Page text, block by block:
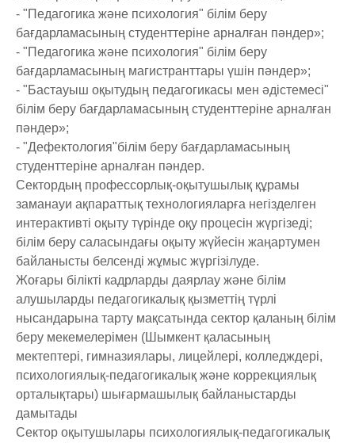
- "Педагогика және психология" білім беру
бағдарламасының студенттеріне арналған пәндер»;
- "Педагогика және психология" білім беру
бағдарламасының магистранттары үшін пәндер»;
- "Бастауыш оқытудың педагогикасы мен әдістемесі"
білім беру бағдарламасының студенттеріне арналған
пәндер»;
- "Дефектология"білім беру бағдарламасының
студенттеріне арналған пәндер.
Сектордың профессорлық-оқытушылық құрамы
заманауи ақпараттық технологияларға негізделген
интерактивті оқыту түрінде оқу процесін жүргізеді;
білім беру саласындағы оқыту жүйесін жаңартумен
байланысты белсенді жұмыс жүргізілуде.
Жоғары білікті кадрларды даярлау және білім
алушыларды педагогикалық қызметтің түрлі
нысандарына тарту мақсатында сектор қаланың білім
беру мекемелерімен (Шымкент қаласының
мектептері, гимназиялары, лицейлері, колледждері,
психологиялық-педагогикалық және коррекциялық
орталықтары) шығармашылық байланыстарды
дамытады
Сектор оқытушылары психологиялық-педагогикалық